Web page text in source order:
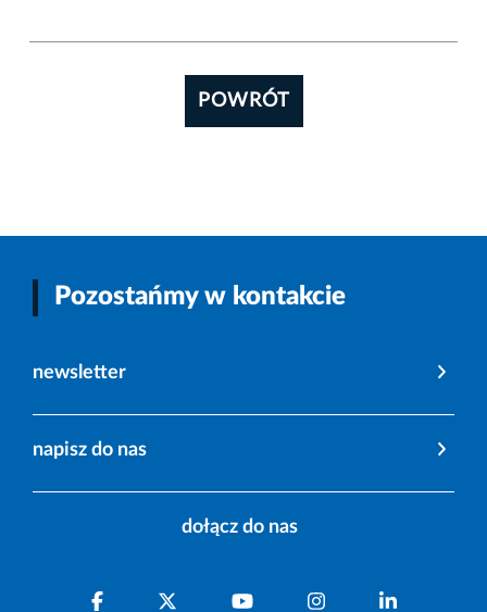
POWRÓT
Pozostańmy w kontakcie
newsletter
napisz do nas
dołącz do nas